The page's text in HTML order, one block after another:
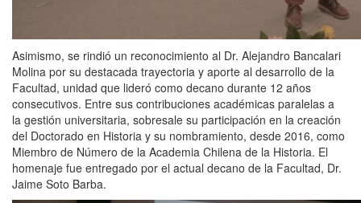
Asimismo, se rindió un reconocimiento al Dr. Alejandro Bancalari
Molina por su destacada trayectoria y aporte al desarrollo de la
Facultad, unidad que lideró como decano durante 12 años
consecutivos. Entre sus contribuciones académicas paralelas a
la gestión universitaria, sobresale su participación en la creación
del Doctorado en Historia y su nombramiento, desde 2016, como
Miembro de Número de la Academia Chilena de la Historia. El
homenaje fue entregado por el actual decano de la Facultad, Dr.
Jaime Soto Barba.